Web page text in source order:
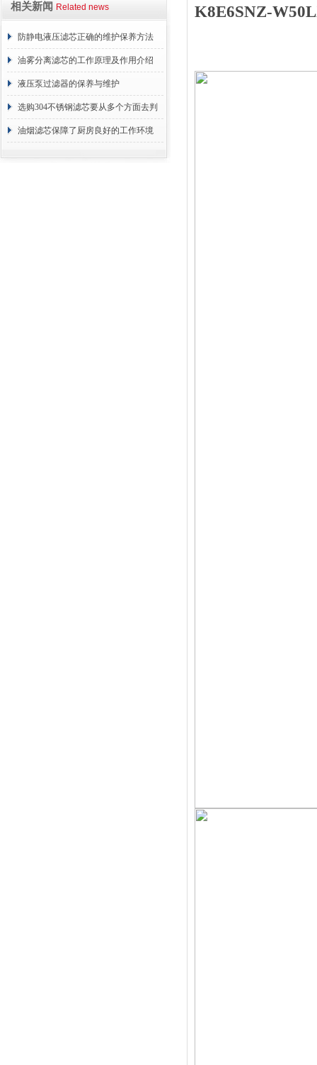
相关新闻 Related news
防静电液压滤芯正确的维护保养方法
油雾分离滤芯的工作原理及作用介绍
液压泵过滤器的保养与维护
选购304不锈钢滤芯要从多个方面去判
断
油烟滤芯保障了厨房良好的工作环境
K8E6SNZ-